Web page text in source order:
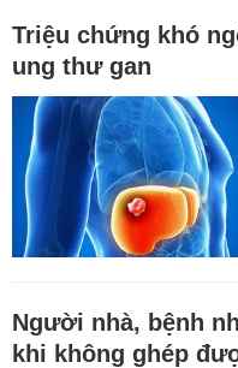
Triệu chứng khó
ung thư gan
Người nhà, bệnh
khi không ghép